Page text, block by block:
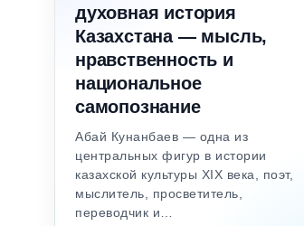
духовная история
Казахстана — мысль,
нравственность и
национальное
самопознание
Абай Кунанбаев — одна из
центральных фигур в истории
казахской культуры XIX века, поэт,
мыслитель, просветитель,
переводчик и…